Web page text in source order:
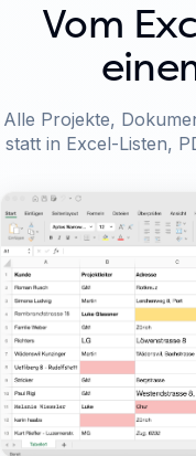
Vom
Alle Projekte,
statt in Excel-Listen,